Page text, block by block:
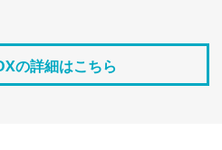
の詳細はこちら